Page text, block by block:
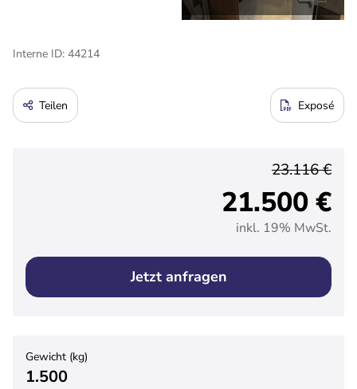
Interne ID: 44214
Teilen Exposé
21.500 €
23.116 €
inkl. 19% MwSt.
Jetzt anfragen
Gewicht (kg)
1.500